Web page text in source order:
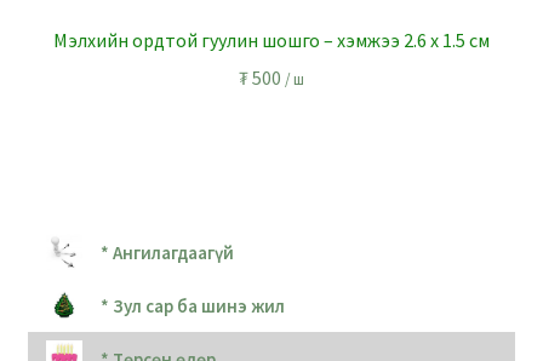
Мэлхийн ордтой гуулин шошго – хэмжээ 2.6 х 1.5 см
₮500 / ш
* Ангилагдаагүй
* Зул сар ба шинэ жил